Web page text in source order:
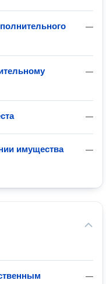
—
—
—
—
имущества
—